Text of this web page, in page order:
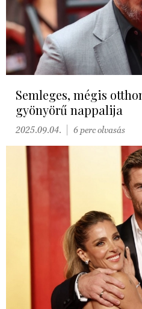
Semleges, mégis
gyönyörű nappalija
2025.09.04. 6 perc olvasás